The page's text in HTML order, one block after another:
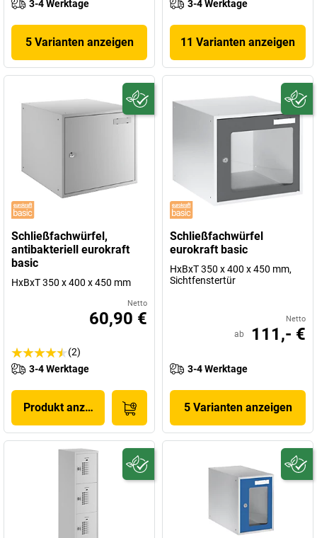
3-4 Werktage
5 Varianten anzeigen
3-4 Werktage
11 Varianten anzeigen
Schließfachwürfel,
antibakteriell eurokraft
basic
HxBxT 350 x 400 x 450 mm
Netto
60,90 €
(2)
3-4 Werktage
Produkt anzeigen
Schließfachwürfel
eurokraft basic
HxBxT 350 x 400 x 450 mm,
Sichtfenstertür
Netto
ab 111,- €
3-4 Werktage
5 Varianten anzeigen